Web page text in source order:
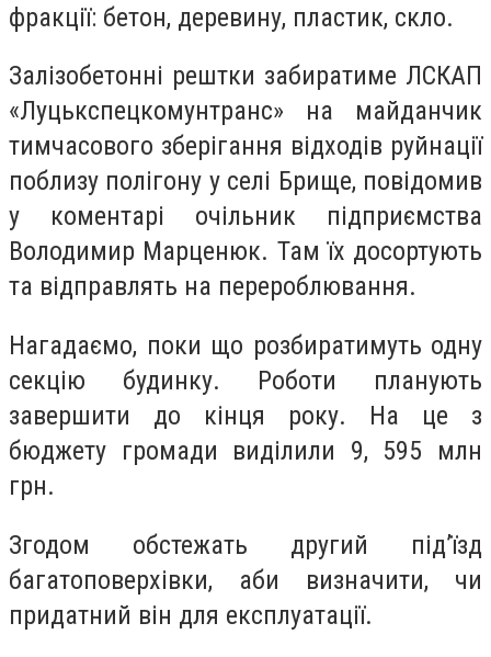
фракції: бетон, деревину, пластик, скло.
Залізобетонні рештки забиратиме ЛСКАП
«Луцькспецкомунтранс» на майданчик
тимчасового зберігання відходів руйнації
поблизу полігону у селі Брище, повідомив
у коментарі очільник підприємства
Володимир Марценюк. Там їх досортують
та відправлять на перероблювання.
Нагадаємо, поки що розбиратимуть одну
секцію будинку. Роботи планують
завершити до кінця року. На це з
бюджету громади виділили 9, 595 млн
грн.
Згодом обстежать другий під’їзд
багатоповерхівки, аби визначити, чи
придатний він для експлуатації.